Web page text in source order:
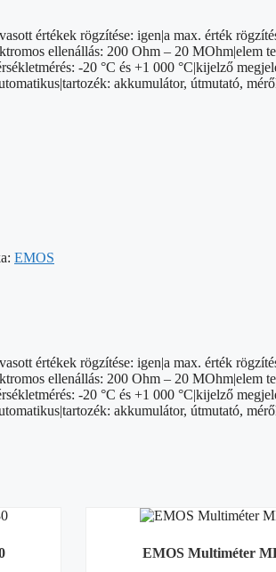
értékek rögzítése: igen|a max. érték
ellenállás: 200 Ohm – 20 MOhm|elem
-20 °C és +1 000 °C|kijelző
akkumulátor, útmutató,
EMOS
értékek rögzítése: igen|a max. érték
ellenállás: 200 Ohm – 20 MOhm|elem
-20 °C és +1 000 °C|kijelző
akkumulátor, útmutató,
EMOS Multiméter